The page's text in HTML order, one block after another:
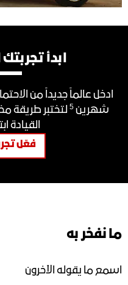
ابدأ
ادخل عالماً جديداً من
شهرين5 لتختبر طريقة
القيادة
فعّل
ما نفخر به
اسمع ما يقوله الآخرون